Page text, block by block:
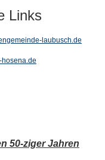
Links
laubusch.de
50-ziger Jahren